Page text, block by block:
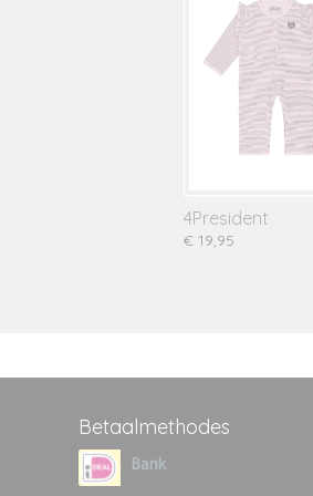
4President
€ 19,95
Betaalmethodes